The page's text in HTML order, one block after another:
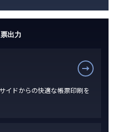
出力
イドからの快適な帳票印刷を